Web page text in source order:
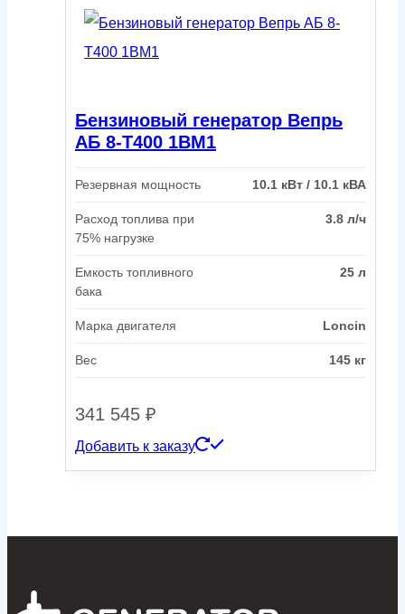
Бензиновый генератор Вепрь
АБ 8-Т400 1ВМ1
Резервная мощность 10.1 кВт / 10.1 кВА
Расход топлива при
75% нагрузке
3.8 л/ч
Емкость топливного
бака
25 л
Марка двигателя Loncin
Вес 145 кг
341 545 ₽
Добавить к заказу